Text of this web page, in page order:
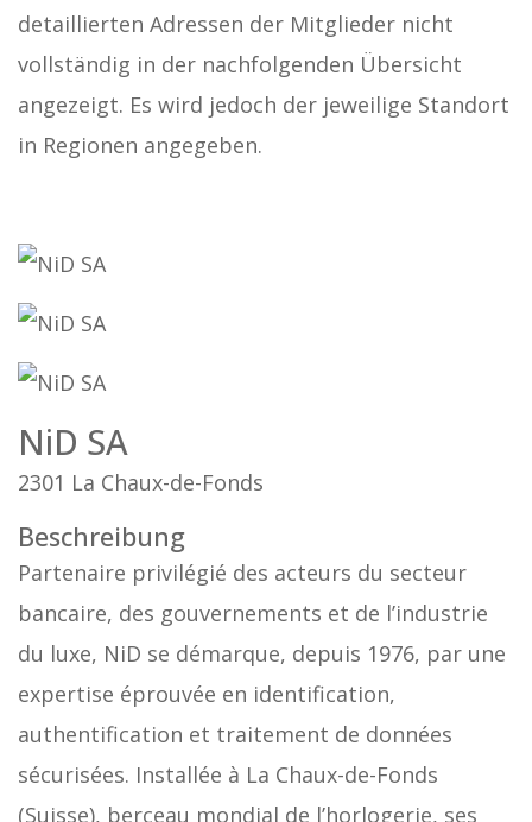
detaillierten Adressen der Mitglieder nicht
vollständig in der nachfolgenden Übersicht
angezeigt. Es wird jedoch der jeweilige Standort
in Regionen angegeben.
NiD SA
2301 La Chaux-de-Fonds
Beschreibung
Partenaire privilégié des acteurs du secteur
bancaire, des gouvernements et de l’industrie
du luxe, NiD se démarque, depuis 1976, par une
expertise éprouvée en identification,
authentification et traitement de données
sécurisées. Installée à La Chaux-de-Fonds
(Suisse), berceau mondial de l’horlogerie, ses